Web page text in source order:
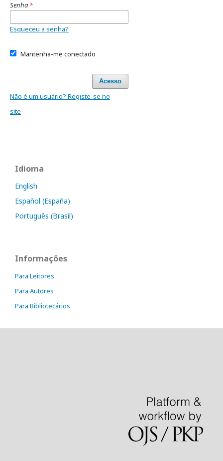
Senha *
Esqueceu a senha?
Mantenha-me conectado
Acesso
Não é um usuário? Registe-se no
site
Idioma
English
Español (España)
Português (Brasil)
Informações
Para Leitores
Para Autores
Para Bibliotecários